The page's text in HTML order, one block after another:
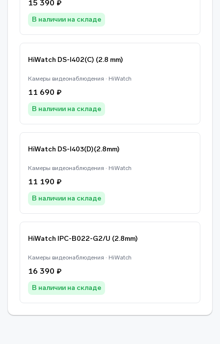
15 390 ₽
В наличии на складе
HiWatch DS-I402(C) (2.8 mm)
Камеры видеонаблюдения · HiWatch
11 690 ₽
В наличии на складе
HiWatch DS-I403(D)(2.8mm)
Камеры видеонаблюдения · HiWatch
11 190 ₽
В наличии на складе
HiWatch IPC-B022-G2/U (2.8mm)
Камеры видеонаблюдения · HiWatch
16 390 ₽
В наличии на складе